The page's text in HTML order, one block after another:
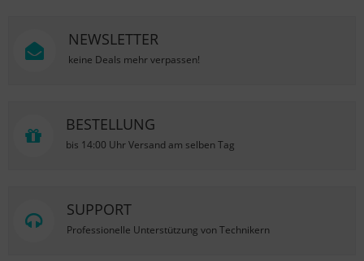
NEWSLETTER
keine Deals mehr verpassen!
BESTELLUNG
bis 14:00 Uhr Versand am selben Tag
SUPPORT
Professionelle Unterstützung von Technikern